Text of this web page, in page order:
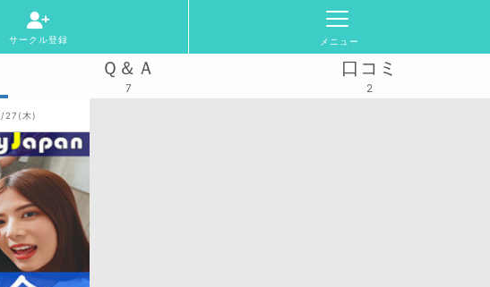
サークル登録 メニュー
Ｑ＆Ａ
7
口コミ
2
27(木)